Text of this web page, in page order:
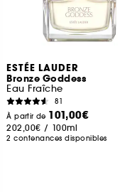
ESTÉE LAUDER
Bronze Goddess
Eau Fraîche
81
À partir de 101,00€
202,00€ / 100ml
2 contenances disponibles